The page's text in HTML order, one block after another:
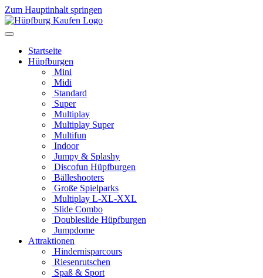
Zum Hauptinhalt springen
Startseite
Hüpfburgen
Mini
Midi
Standard
Super
Multiplay
Multiplay Super
Multifun
Indoor
Jumpy & Splashy
Discofun Hüpfburgen
Bälleshooters
Große Spielparks
Multiplay L-XL-XXL
Slide Combo
Doubleslide Hüpfburgen
Jumpdome
Attraktionen
Hindernisparcours
Riesenrutschen
Spaß & Sport